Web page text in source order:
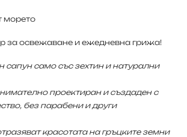
морето
за освежаване и ежедневна грижа!
сапун само със зехтин и натурални
проектиран и създаден с
без парабени и други
красотата на гръцките земни